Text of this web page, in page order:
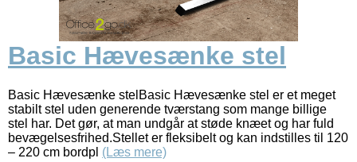
Basic Hævesænke stel
Basic Hævesænke stelBasic Hævesænke stel er et meget
stabilt stel uden generende tværstang som mange billige
stel har. Det gør, at man undgår at støde knæet og har fuld
bevægelsesfrihed.Stellet er fleksibelt og kan indstilles til 120
– 220 cm bordpl (Læs mere)